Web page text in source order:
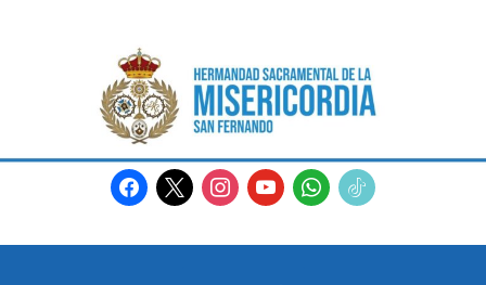
facebook
x instagram
youtubewhatsapp
tiktok2